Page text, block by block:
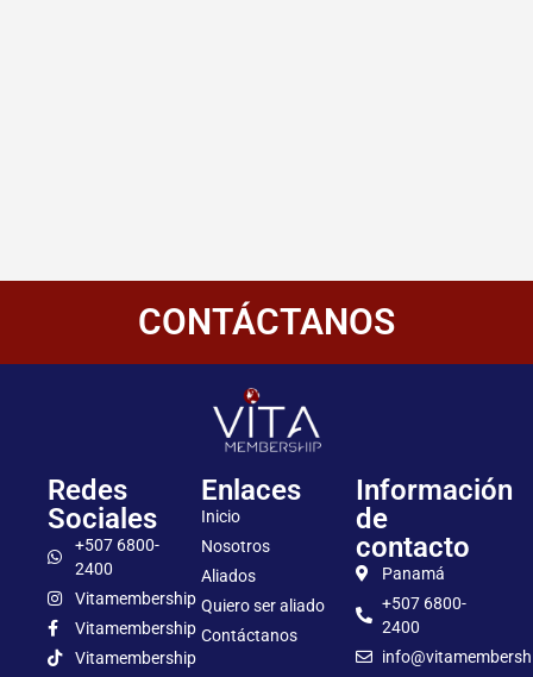
CONTÁCTANOS
Redes
Sociales
+507 6800-
2400
Vitamembership
Vitamembership
Vitamembership
Enlaces
Inicio
Nosotros
Aliados
Quiero ser aliado
Contáctanos
Información
de
contacto
Panamá
+507 6800-
2400